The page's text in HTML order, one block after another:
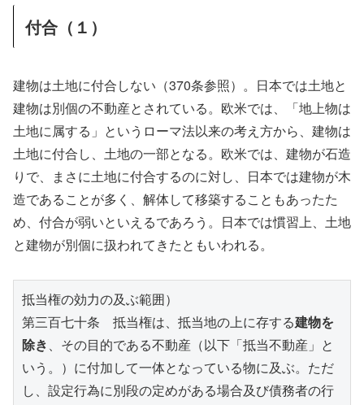
付合（１）
建物は土地に付合しない（370条参照）。日本では土地と
建物は別個の不動産とされている。欧米では、「地上物は
土地に属する」というローマ法以来の考え方から、建物は
土地に付合し、土地の一部となる。欧米では、建物が石造
りで、まさに土地に付合するのに対し、日本では建物が木
造であることが多く、解体して移築することもあったた
め、付合が弱いといえるであろう。日本では慣習上、土地
と建物が別個に扱われてきたともいわれる。
抵当権の効力の及ぶ範囲）
第三百七十条　抵当権は、抵当地の上に存する建物を
除き 、その目的である不動産（以下「抵当不動産」と
いう。）に付加して一体となっている物に及ぶ。ただ
し、設定行為に別段の定めがある場合及び債務者の行